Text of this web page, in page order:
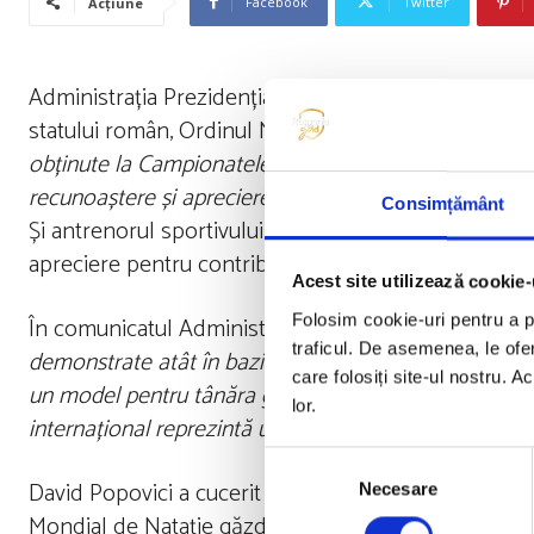
Consimțământ
Acest site utilizează
Folosim cookie-uri pentru a
traficul. De asemenea, le
care folosiți site-ul nostru.
lor.
consimțământului
Necesare
Administrația Prezidențială anunță într-un
statului român, Ordinul Național ”Steaua României”
obținute la Campionatele Mondiale de Natație,
recunoaștere și apreciere pentru întreaga activitate”.
Și antrenorul sportivului, Adrian Rădulescu, va fi
apreciere pentru contribuția remarcabilă în
În comunicatul Administrației Prezidențiale, se
demonstrate atât în bazinul de înot, cât și în afara
un model pentru tânăra generație și un veritabil
internațional reprezintă un câștig uriaș pentru
David Popovici a cucerit medaliile de aur la